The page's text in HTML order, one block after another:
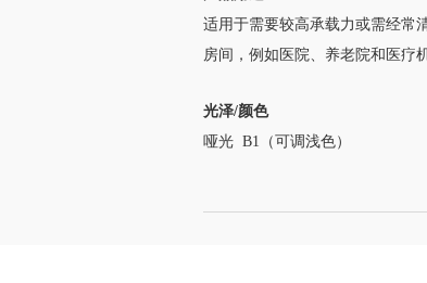
适用于需要较高承载力或需经常
房间，例如医院、 养老院和医疗
光泽/颜色
哑光 B1（可调浅色）